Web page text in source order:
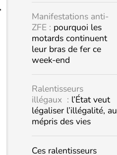
Manifestations anti-
ZFE : pourquoi les
motards continuent
leur bras de fer ce
week-end
Ralentisseurs
illégaux : l’État veut
légaliser l’illégalité, au
mépris des vies
Ces ralentisseurs